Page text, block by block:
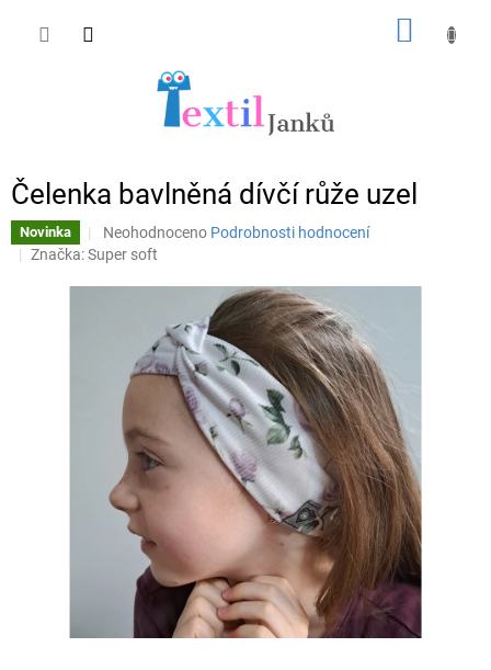
Čelenka bavlněná dívčí růže uzel
Novinka
Průměrné
hodnocení
hvězdiček.
Neohodnoceno Podrobnosti hodnocení
Značka:Super soft